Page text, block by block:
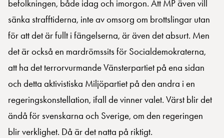
befolkningen, både idag och imorgon. Att MP även vill
sänka strafftiderna, inte av omsorg om brottslingar utan
för att det är fullt i fängelserna, är även det absurt. Men
det är också en mardrömssits för Socialdemokraterna,
att ha det terrorvurmande Vänsterpartiet på ena sidan
och detta aktivistiska Miljöpartiet på den andra i en
regeringskonstellation, ifall de vinner valet. Värst blir det
ändå för svenskarna och Sverige, om den regeringen
blir verklighet. Då är det natta på riktigt.